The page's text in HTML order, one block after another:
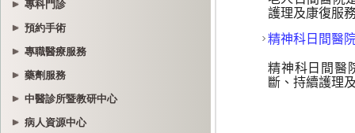
專科門診
預約手術
專職醫療服務
藥劑服務
中醫診所暨教研中心
病人資源中心